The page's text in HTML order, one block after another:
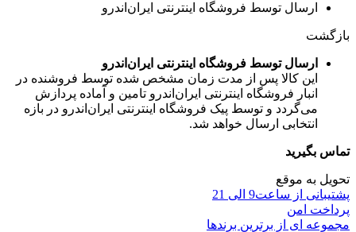
ارسال توسط فروشگاه اینترنتی ایران‌اندرو
بازگشت
ارسال توسط فروشگاه اینترنتی ایران‌اندرو
این کالا پس از مدت زمان مشخص شده توسط فروشنده در
انبار فروشگاه اینترنتی ایران‌اندرو تامین و آماده پردازش
می‌گردد و توسط پیک فروشگاه اینترنتی ایران‌اندرو در بازه
انتخابی ارسال خواهد شد.
تماس بگیرید
تحویل به موقع
پشتیبانی از ساعت9 الی 21
پرداخت امن
مجموعه ای از برترین برندها